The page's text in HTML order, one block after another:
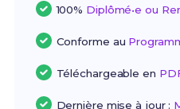
100% Diplômé•e ou
Conforme au
Téléchargeable en
Dernière mise à jour :